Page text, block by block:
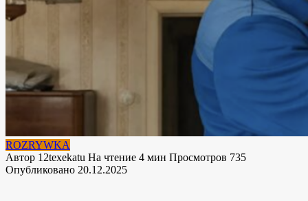
ROZRYWKA
Автор 12texekatu На чтение 4 мин Просмотров 735
Опубликовано 20.12.2025